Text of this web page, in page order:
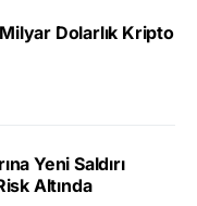
Dolarlık Kripto
Yeni Saldırı
Altında